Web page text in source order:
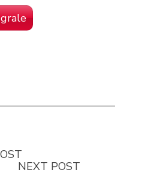
NEXT POST